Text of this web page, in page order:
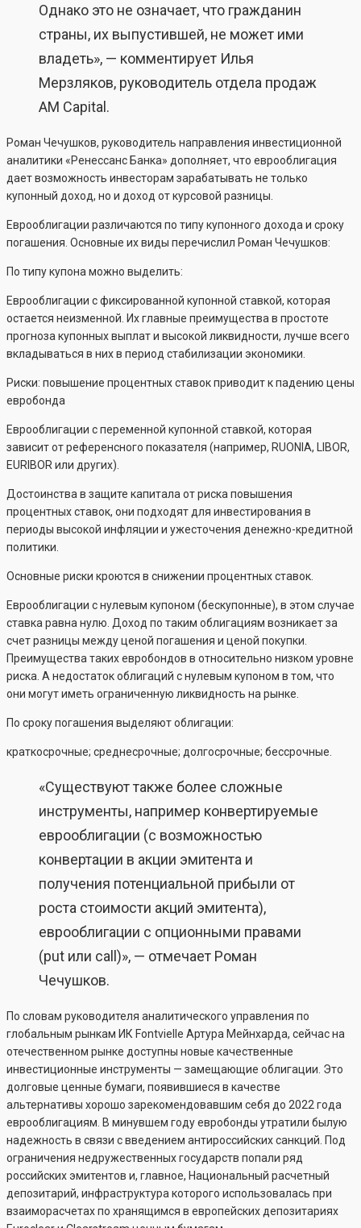
Однако это не означает, что гражданин
страны, их выпустившей, не может ими
владеть», — комментирует Илья
Мерзляков, руководитель отдела продаж
AM Capital.
Роман Чечушков, руководитель направления инвестиционной
аналитики «Ренессанс Банка» дополняет, что еврооблигация
дает возможность инвесторам зарабатывать не только
купонный доход, но и доход от курсовой разницы.
Еврооблигации различаются по типу купонного дохода и сроку
погашения. Основные их виды перечислил Роман Чечушков:
По типу купона можно выделить:
Еврооблигации с фиксированной купонной ставкой, которая
остается неизменной. Их главные преимущества в простоте
прогноза купонных выплат и высокой ликвидности, лучше всего
вкладываться в них в период стабилизации экономики.
Риски: повышение процентных ставок приводит к падению цены
евробонда
Еврооблигации с переменной купонной ставкой, которая
зависит от референсного показателя (например, RUONIA, LIBOR,
EURIBOR или других).
Достоинства в защите капитала от риска повышения
процентных ставок, они подходят для инвестирования в
периоды высокой инфляции и ужесточения денежно-кредитной
политики.
Основные риски кроются в снижении процентных ставок.
Еврооблигации с нулевым купоном (бескупонные), в этом случае
ставка равна нулю. Доход по таким облигациям возникает за
счет разницы между ценой погашения и ценой покупки.
Преимущества таких евробондов в относительно низком уровне
риска. А недостаток облигаций с нулевым купоном в том, что
они могут иметь ограниченную ликвидность на рынке.
По сроку погашения выделяют облигации:
краткосрочные; среднесрочные; долгосрочные; бессрочные.
«Существуют также более сложные
инструменты, например конвертируемые
еврооблигации (с возможностью
конвертации в акции эмитента и
получения потенциальной прибыли от
роста стоимости акций эмитента),
еврооблигации с опционными правами
(put или call)», — отмечает Роман
Чечушков.
По словам руководителя аналитического управления по
глобальным рынкам ИК Fontvielle Артура Мейнхарда, сейчас на
отечественном рынке доступны новые качественные
инвестиционные инструменты — замещающие облигации. Это
долговые ценные бумаги, появившиеся в качестве
альтернативы хорошо зарекомендовавшим себя до 2022 года
еврооблигациям. В минувшем году евробонды утратили былую
надежность в связи с введением антироссийских санкций. Под
ограничения недружественных государств попали ряд
российских эмитентов и, главное, Национальный расчетный
депозитарий, инфраструктура которого использовалась при
взаиморасчетах по хранящимся в европейских депозитариях